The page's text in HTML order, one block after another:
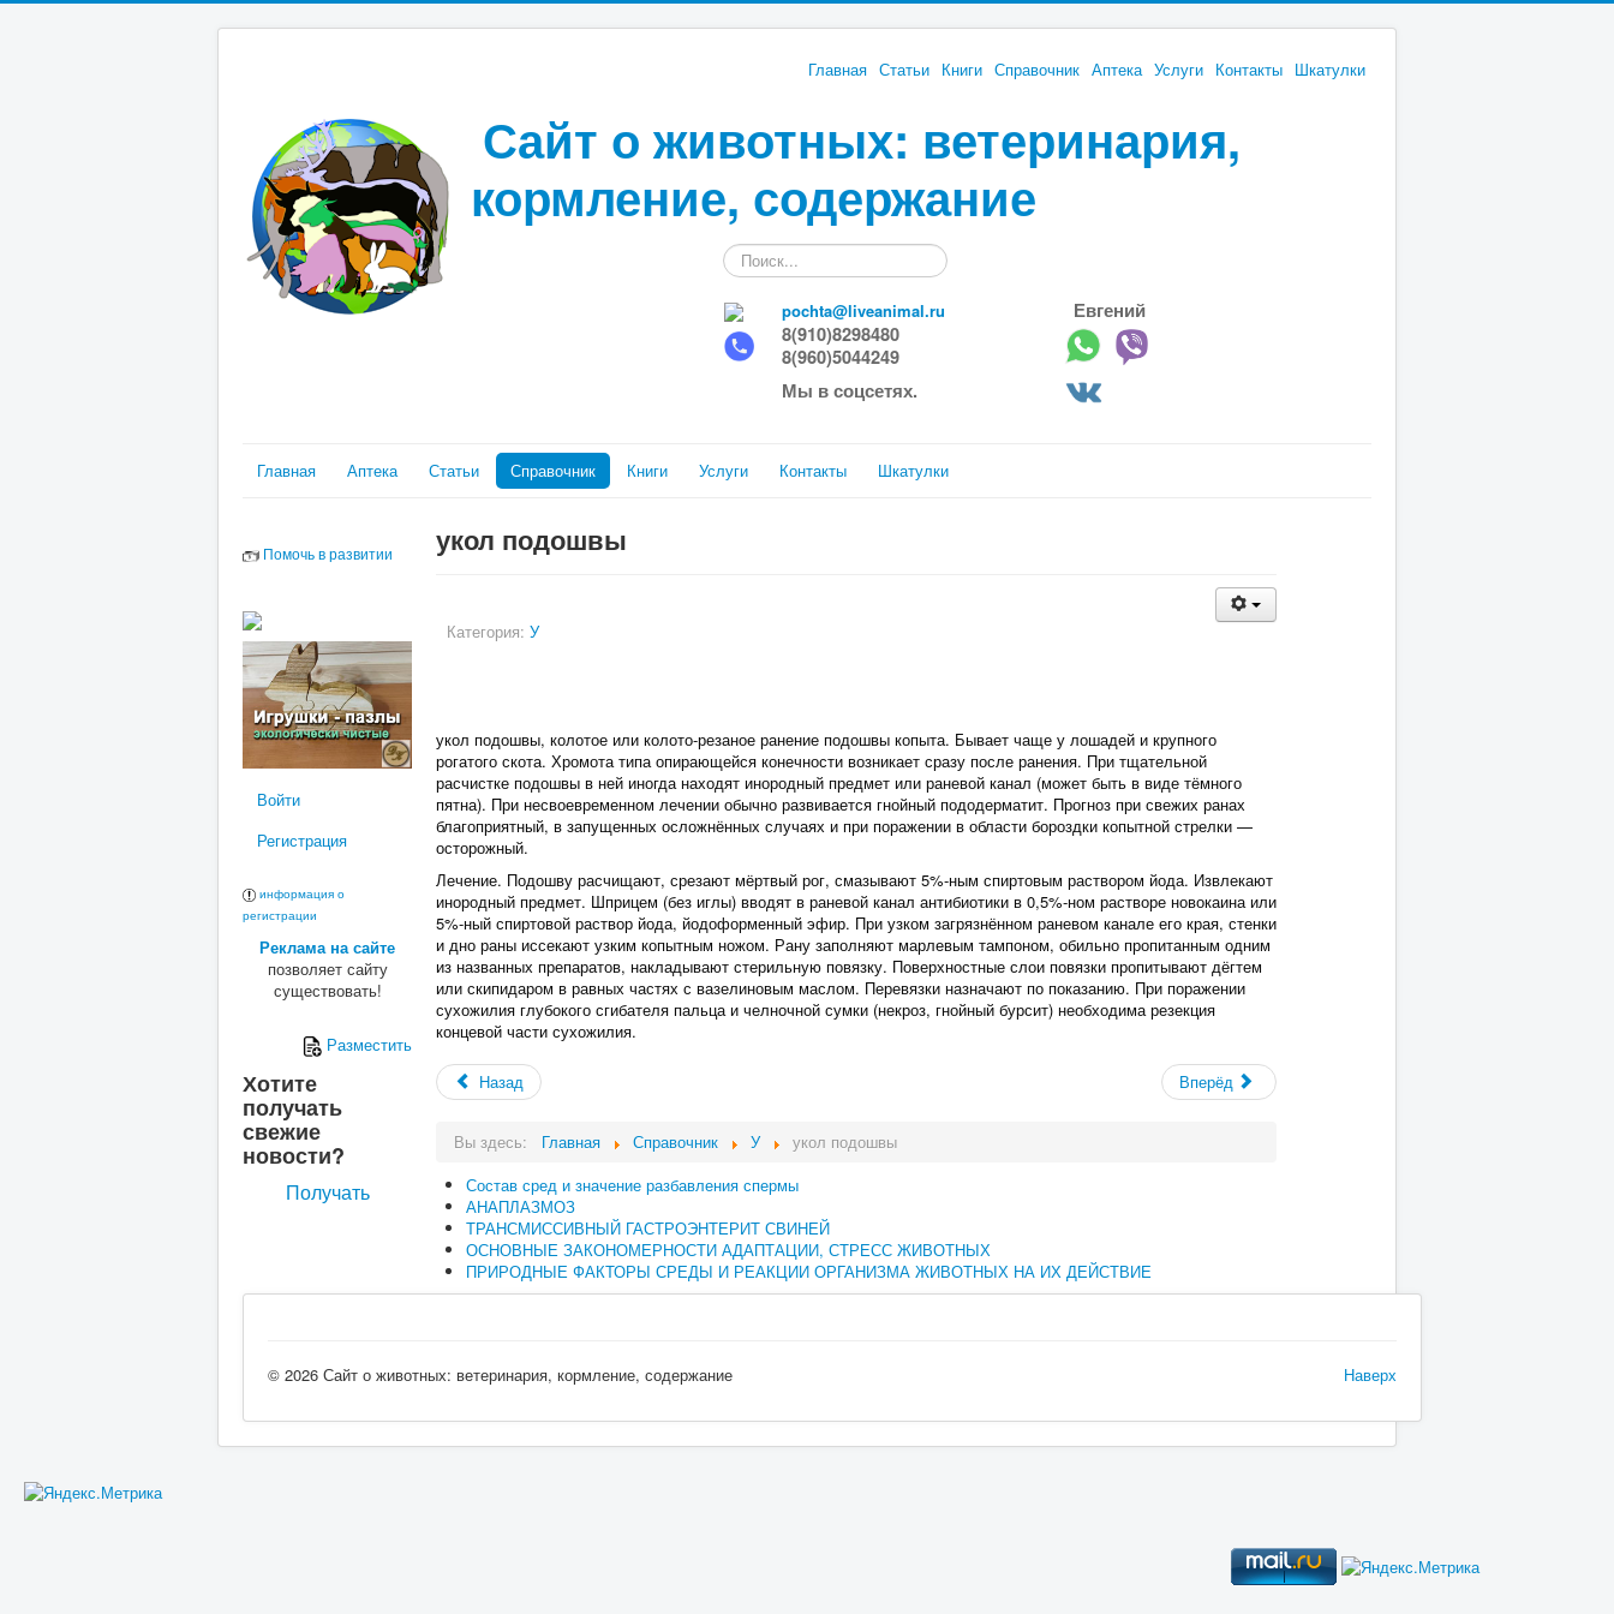
Главная Статьи Книги Справочник Аптека Услуги Контакты Шкатулки
Сайт о животных: ветеринария,
кормление, содержание
Искать...
pochta@liveanimal.ru
Евгений
8(910)8298480
8(960)5044249
Мы в соцсетях.
Главная Аптека Статьи Справочник Книги Услуги Контакты Шкатулки
Помочь в развитии
Войти
Регистрация
информация о
регистрации
Реклама на сайте
позволяет сайту
существовать!
Разместить
Хотите
получать
свежие
новости?
Получать
укол подошвы
Категория: У
укол подошвы, колотое или колото-резаное ранение подошвы копыта. Бывает чаще у лошадей и крупного
рогатого скота. Хромота типа опирающейся конечности возникает сразу после ранения. При тщательной
расчистке подошвы в ней иногда находят инородный предмет или раневой канал (может быть в виде тёмного
пятна). При несвоевременном лечении обычно развивается гнойный пододерматит. Прогноз при свежих ранах
благоприятный, в запущенных осложнённых случаях и при поражении в области бороздки копытной стрелки —
осторожный.
Лечение. Подошву расчищают, срезают мёртвый рог, смазывают 5%‑ным спиртовым раствором йода. Извлекают
инородный предмет. Шприцем (без иглы) вводят в раневой канал антибиотики в 0,5%‑ном растворе новокаина или
5%‑ный спиртовой раствор йода, йодоформенный эфир. При узком загрязнённом раневом канале его края, стенки
и дно раны иссекают узким копытным ножом. Рану заполняют марлевым тампоном, обильно пропитанным одним
из названных препаратов, накладывают стерильную повязку. Поверхностные слои повязки пропитывают дёгтем
или скипидаром в равных частях с вазелиновым маслом. Перевязки назначают по показанию. При поражении
сухожилия глубокого сгибателя пальца и челночной сумки (некроз, гнойный бурсит) необходима резекция
концевой части сухожилия.
Назад Вперёд
Вы здесь: Главная Справочник У
укол подошвы
Состав сред и значение разбавления спермы
АНАПЛАЗМОЗ
ТРАНСМИССИВНЫЙ ГАСТРОЭНТЕРИТ СВИНЕЙ
ОСНОВНЫЕ ЗАКОНОМЕРНОСТИ АДАПТАЦИИ, СТРЕСС ЖИВОТНЫХ
ПРИРОДНЫЕ ФАКТОРЫ СРЕДЫ И РЕАКЦИИ ОРГАНИЗМА ЖИВОТНЫХ НА ИХ ДЕЙСТВИЕ
Наверх
© 2026 Сайт о животных: ветеринария, кормление, содержание